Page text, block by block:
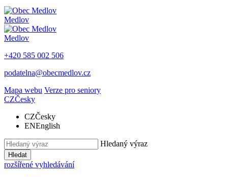
Medlov
Medlov
+420 585 002 506
podatelna@obecmedlov.cz
Mapa webu Verze pro seniory
CZČesky
CZČesky
ENEnglish
Hledaný výraz
Hledat
rozšířené vyhledávání